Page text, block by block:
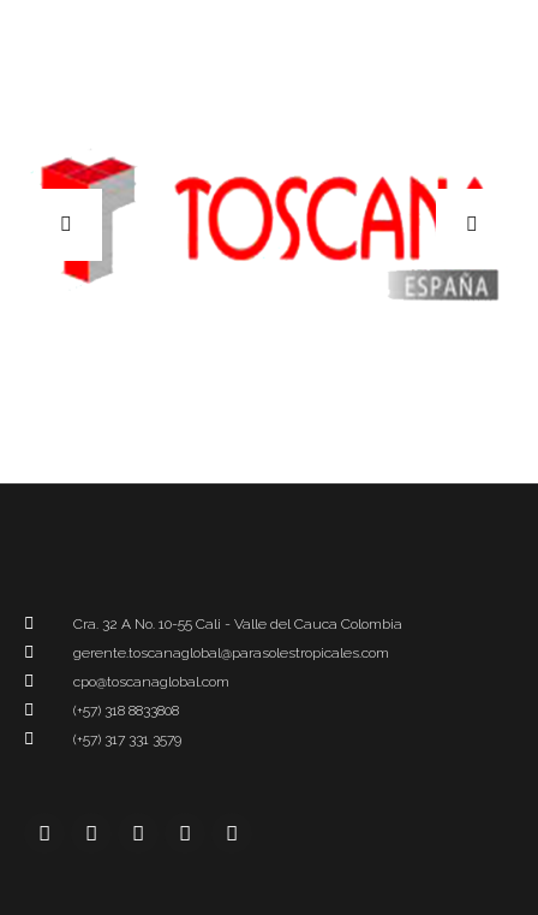
Cra. 32 A No. 10-55 Cali - Valle del Cauca Colombia
gerente.toscanaglobal@parasolestropicales.com
cpo@toscanaglobal.com
(+57) 318 8833808
(+57) 317 331 3579